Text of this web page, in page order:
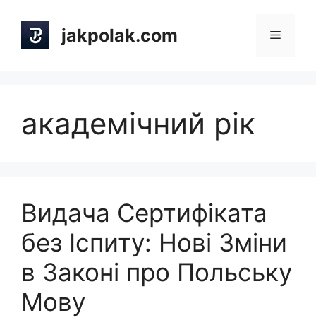
content
jakpolak.com Menu
академічний рік
Видача Сертифіката
без Іспиту: Нові Зміни
в Законі про Польську
Мову